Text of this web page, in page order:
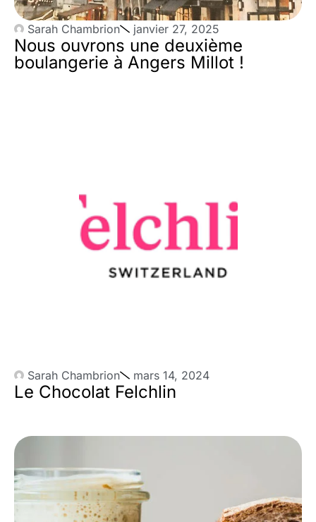
Sarah Chambrion janvier 27, 2025
Nous ouvrons une deuxième
boulangerie à Angers Millot !
Sarah Chambrion mars 14, 2024
Le Chocolat Felchlin